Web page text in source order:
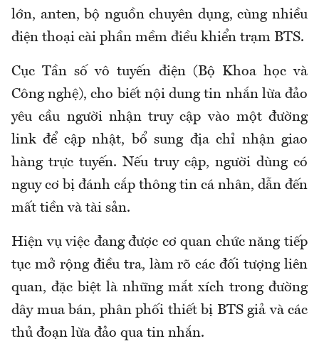
lớn, anten, bộ nguồn chuyên dụng, cùng nhiều
điện thoại cài phần mềm điều khiển trạm BTS.
Cục Tần số vô tuyến điện (Bộ Khoa học và
Công nghệ), cho biết nội dung tin nhắn lừa đảo
yêu cầu người nhận truy cập vào một đường
link để cập nhật, bổ sung địa chỉ nhận giao
hàng trực tuyến. Nếu truy cập, người dùng có
nguy cơ bị đánh cắp thông tin cá nhân, dẫn đến
mất tiền và tài sản.
Hiện vụ việc đang được cơ quan chức năng tiếp
tục mở rộng điều tra, làm rõ các đối tượng liên
quan, đặc biệt là những mắt xích trong đường
dây mua bán, phân phối thiết bị BTS giả và các
thủ đoạn lừa đảo qua tin nhắn.